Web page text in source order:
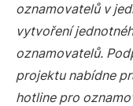
oznamovatelů v
vytvoření
oznamovatelů.
projektu nabídne
hotline pro